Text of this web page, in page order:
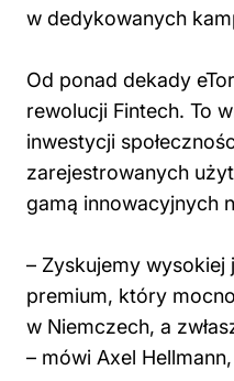
w dedykowanych
Od ponad dekady
rewolucji Fintech. To
inwestycji
zarejestrowanych
gamą innowacyjnych
– Zyskujemy wysokiej
premium, który
w Niemczech, a
– mówi Axel